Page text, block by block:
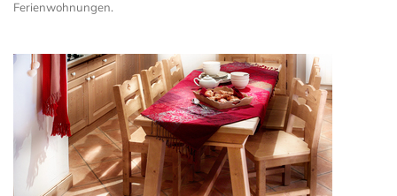
Ferienwohnungen.